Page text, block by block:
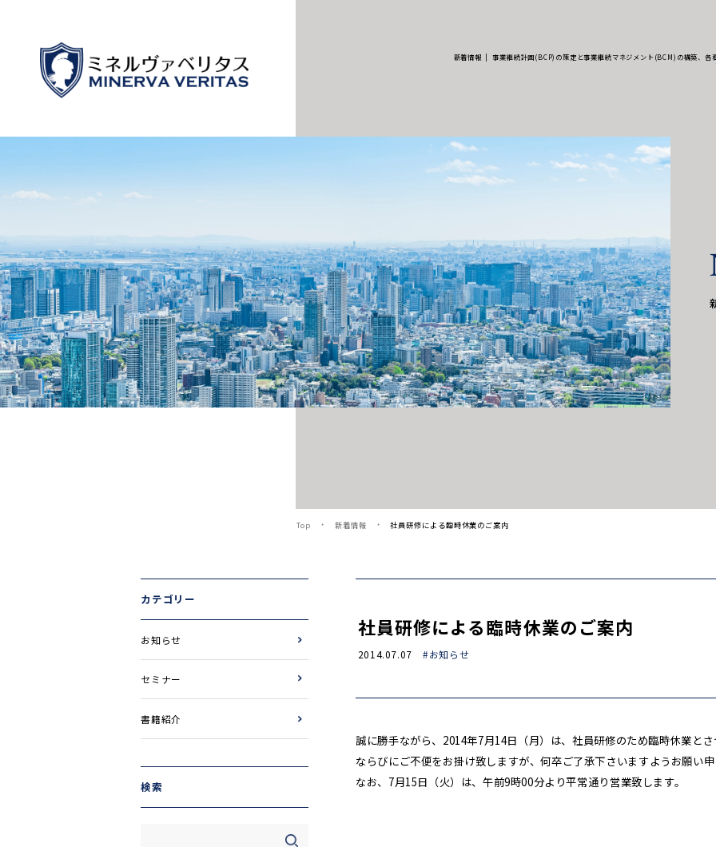
新着情報 事業継続計画(BCP)の策定と事業継続マネジメント(BCM)の構築、各
Top 新着情報 社員研修による臨時休業のご案内
社員研修による臨時休業のご案内
2014.07.07 #お知らせ
誠に勝手ながら、2014年7月14日（月）は、社員研修のため臨時休業と
ならびにご不便をお掛け致しますが、何卒ご了承下さいますようお願い申
なお、7月15日（火）は、午前9時00分より平常通り営業致します。
カテゴリー
お知らせ
セミナー
書籍紹介
検索